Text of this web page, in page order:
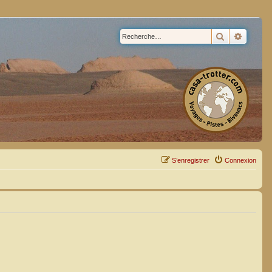
Rechercher
Connexion
S’enregistrer